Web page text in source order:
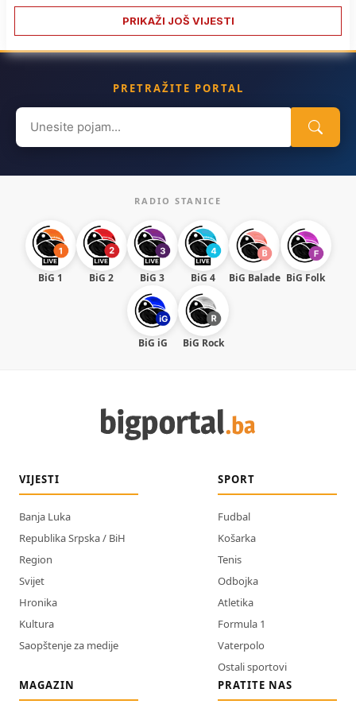
PRIKAŽI JOŠ VIJESTI
PRETRAŽITE PORTAL
Search
for:
RADIO STANICE
BiG 1 BiG 2 BiG 3 BiG 4 BiG Balade BiG Folk
BiG iG BiG Rock
VIJESTI
Banja Luka
Republika Srpska / BiH
Region
Svijet
Hronika
Kultura
Saopštenje za medije
SPORT
Fudbal
Košarka
Tenis
Odbojka
Atletika
Formula 1
Vaterpolo
Ostali sportovi
MAGAZIN
PRATITE NAS